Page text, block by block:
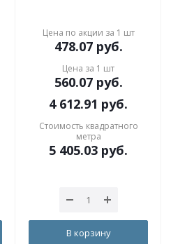
Цена по акции за 1 шт
478.07руб.
Цена за 1 шт
560.07руб.
4 612.91 руб.
Стоимость квадратного
метра
5 405.03 руб.
В корзину